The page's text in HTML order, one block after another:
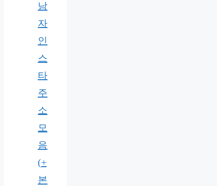
남
자
인
스
타
주
소
모
음
(+
본